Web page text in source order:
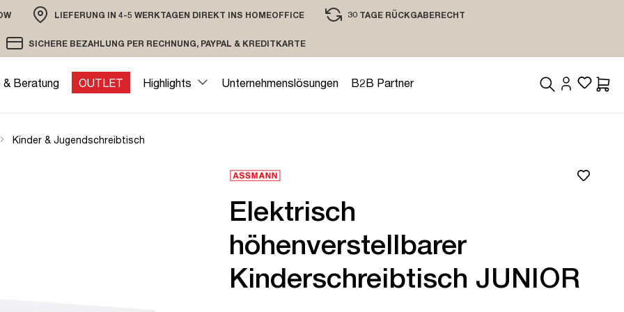
LIEFERUNG IN 4-5 WERKTAGEN DIREKT INS HOMEOFFICE
VERSAND PER DHL ODER SPEDITION
30 TAGE RÜCKGABERECHT
SICHERE BEZAHLUNG PER RECHNUNG, PAYPAL & KREDITKARTE
VERSCHLÜSSELTE ÜBERTRAGUNG
& Beratung OUTLET Highlights Unternehmenslösungen
B2B Partner
Kinder & Jugendschreibtisch
Elektrisch
höhenverstellbarer
Kinderschreibtisch JUNIOR